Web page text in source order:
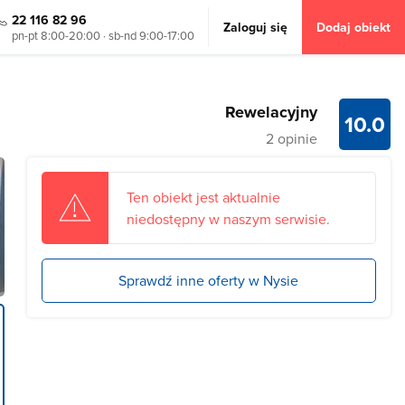
22 116 82 96
pn-pt 8:00-20:00 · sb-nd 9:00-17:00 Zaloguj się Dodaj obiekt
10.0
Rewelacyjny
2 opinie
Ten obiekt jest aktualnie
niedostępny w naszym serwisie.
Sprawdź inne oferty w Nysie